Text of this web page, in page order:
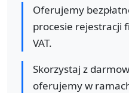
Oferujemy
procesie rejestracji
VAT.
Skorzystaj z
oferujemy w